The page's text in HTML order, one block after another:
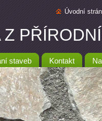
Úvodní
staveb Kontakt